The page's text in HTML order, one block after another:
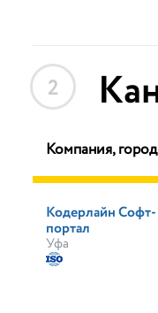
2
Компания, город
Кодерлайн Софт-
портал
Уфа